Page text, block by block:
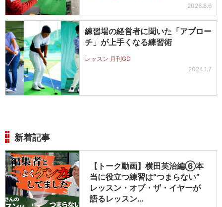
2026.8.6
練習場の経営者に聞いた「アプロー
チ」が上手くなる練習術
レッスン 月刊GD
2024.1.7
新着記事
【トーク動画】横田英治編⑥本
当に役立つ練習は“つまらない”
レッスン・オブ・ザ・イヤーが
語るレッスン…